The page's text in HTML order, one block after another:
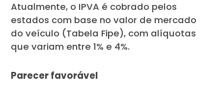
Atualmente, o IPVA é cobrado pelos
estados com base no valor de mercado
do veículo (Tabela Fipe), com alíquotas
que variam entre 1% e 4%.
Parecer favorável